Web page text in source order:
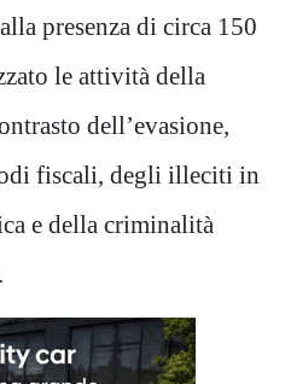
presenza di circa 150
le attività della
dell’evasione,
fiscali, degli illeciti in
e della criminalità